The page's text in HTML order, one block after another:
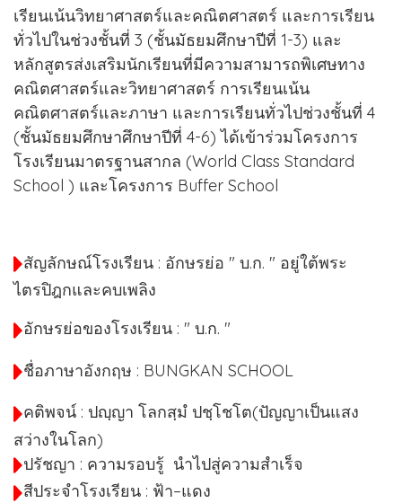
เรียนเน้นวิทยาศาสตร์และคณิตศาสตร์ และการเรียน
ทั่วไปในช่วงชั้นที่ 3 (ชั้นมัธยมศึกษาปีที่ 1-3) และ
หลักสูตรส่งเสริมนักเรียนที่มีความสามารถพิเศษทาง
คณิตศาสตร์และวิทยาศาสตร์ การเรียนเน้น
คณิตศาสตร์และภาษา และการเรียนทั่วไปช่วงชั้นที่ 4
(ชั้นมัธยมศึกษาศึกษาปีที่ 4-6) ได้เข้าร่วมโครงการ
โรงเรียนมาตรฐานสากล (World Class Standard
School ) และโครงการ Buffer School
สัญลักษณ์โรงเรียน : อักษรย่อ " บ.ก. " อยู่ใต้พระ
ไตรปิฎกและคบเพลิง
อักษรย่อของโรงเรียน : " บ.ก. "
ชื่อภาษาอังกฤษ : BUNGKAN SCHOOL
คติพจน์ : ปญฺญา โลกสฺมํ ปชฺโชโต(ปัญญาเป็นแสง
สว่างในโลก)
ปรัชญา : ความรอบรู้ นำไปสู่ความสำเร็จ
สีประจำโรงเรียน : ฟ้า–แดง